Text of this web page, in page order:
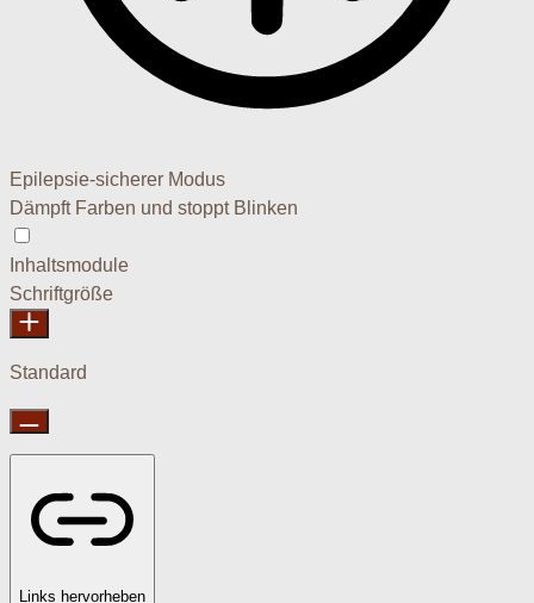
Epilepsie-sicherer Modus
Dämpft Farben und stoppt Blinken
Inhaltsmodule
Schriftgröße
Standard
Links hervorheben